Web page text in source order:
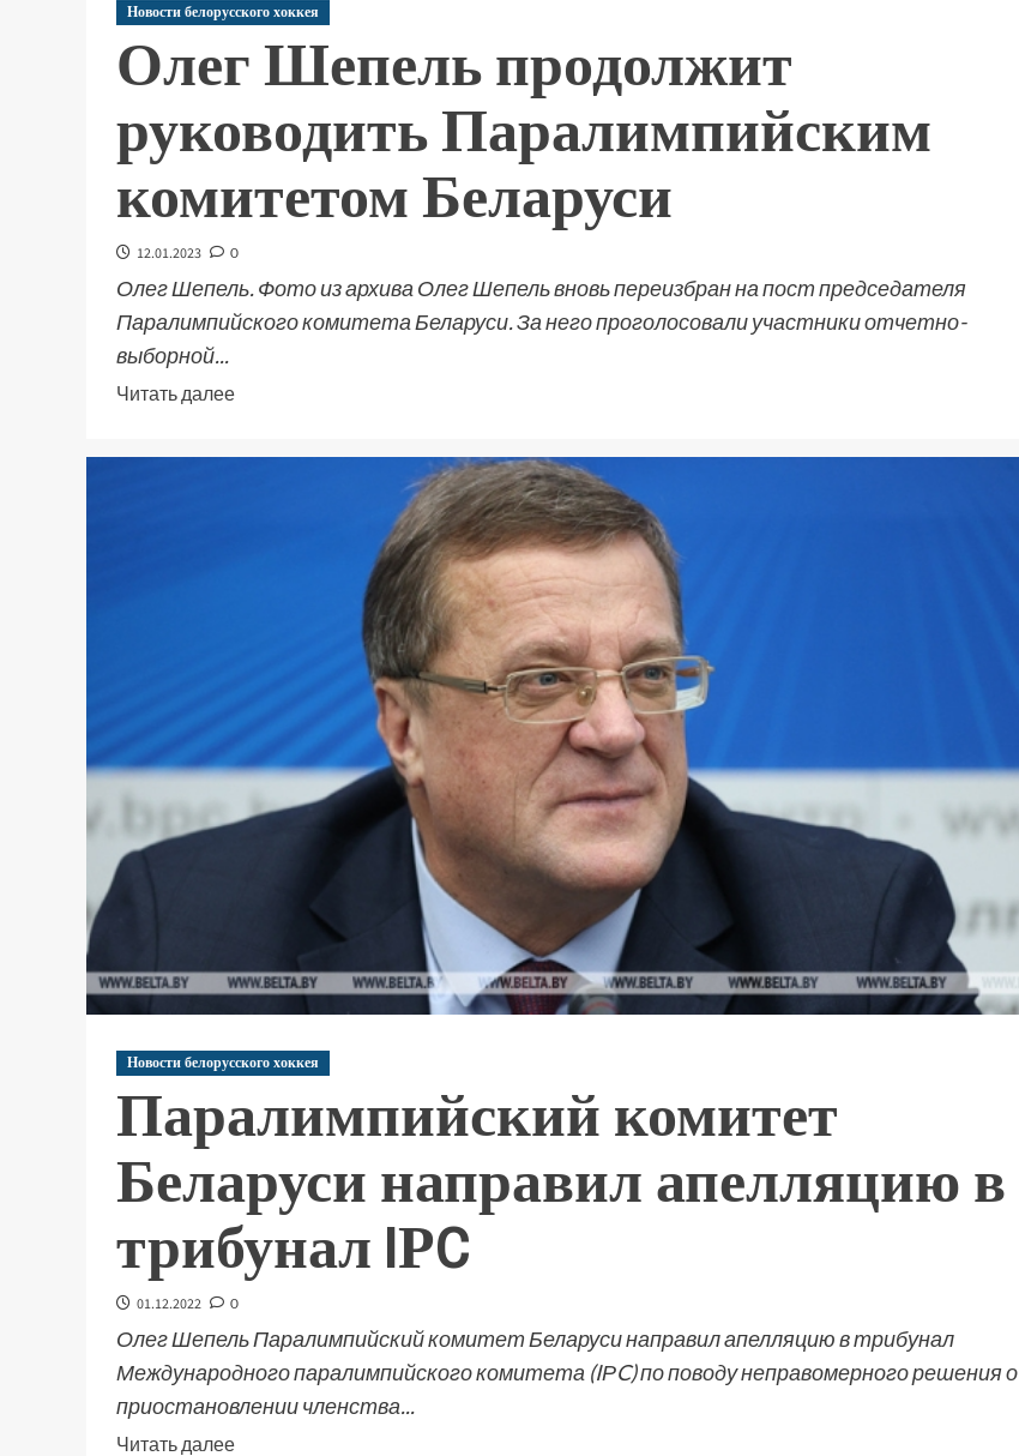
Новости белорусского хоккея
Олег Шепель продолжит
руководить Паралимпийским
комитетом Беларуси
12.01.2023 0
Олег Шепель. Фото из архива Олег Шепель вновь переизбран на пост председателя
Паралимпийского комитета Беларуси. За него проголосовали участники отчетно-
выборной...
Читать далее
Новости белорусского хоккея
Паралимпийский комитет
Беларуси направил апелляцию в
трибунал IРC
01.12.2022 0
Олег Шепель Паралимпийский комитет Беларуси направил апелляцию в трибунал
Международного паралимпийского комитета (IРC) по поводу неправомерного решения о
приостановлении членства...
Читать далее